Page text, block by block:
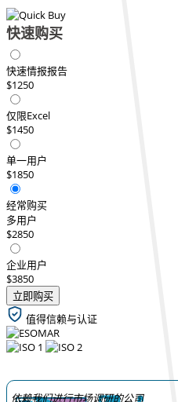
快速购买
快速情报报告
$1250
仅限Excel
$1450
单一用户
$1850
经常购买
多用户
$2850
企业用户
$3850
立即购买
值得信赖与认证
依赖我们进行市场调研的公司